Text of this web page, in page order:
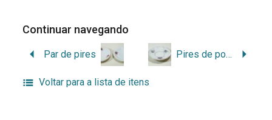
Continuar navegando
Par de pires Pires de porcelana
Voltar para a lista de itens